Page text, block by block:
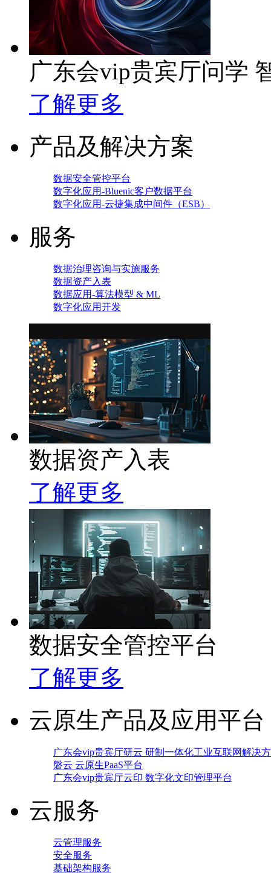
广东会vip贵宾厅问学
了解更多
产品及解决方案
数据安全管控平台
数字化应用-Bluenic客户数据平台
数字化应用-云捷集成中间件（ESB）
服务
数据治理咨询与实施服务
数据资产入表
数据应用-算法模型 & ML
数字化应用开发
数据资产入表
了解更多
数据安全管控平台
了解更多
云原生产品及应用平台
广东会vip贵宾厅研云 研制一体化工业互联网解决
磐云 云原生PaaS平台
广东会vip贵宾厅云印 数字化文印管理平台
云服务
云管理服务
安全服务
基础架构服务